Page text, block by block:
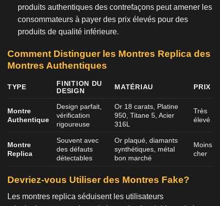
produits authentiques des contrefaçons peut amener les
consommateurs à payer des prix élevés pour des
produits de qualité inférieure.
Comment Distinguer les Montres Replica des
Montres Authentiques
TYPE
FINITION DU
DESIGN
MATÉRIAU PRIX
Montre
Authentique
Design parfait,
vérification
rigoureuse
Or 18 carats, Platine
950, Titane 5, Acier
316L
Très
élevé
Montre
Replica
Souvent avec
des défauts
détectables
Or plaqué, diamants
synthétiques, métal
bon marché
Moins
cher
Devriez-vous Utiliser des Montres Fake?
Les montres replica séduisent les utilisateurs